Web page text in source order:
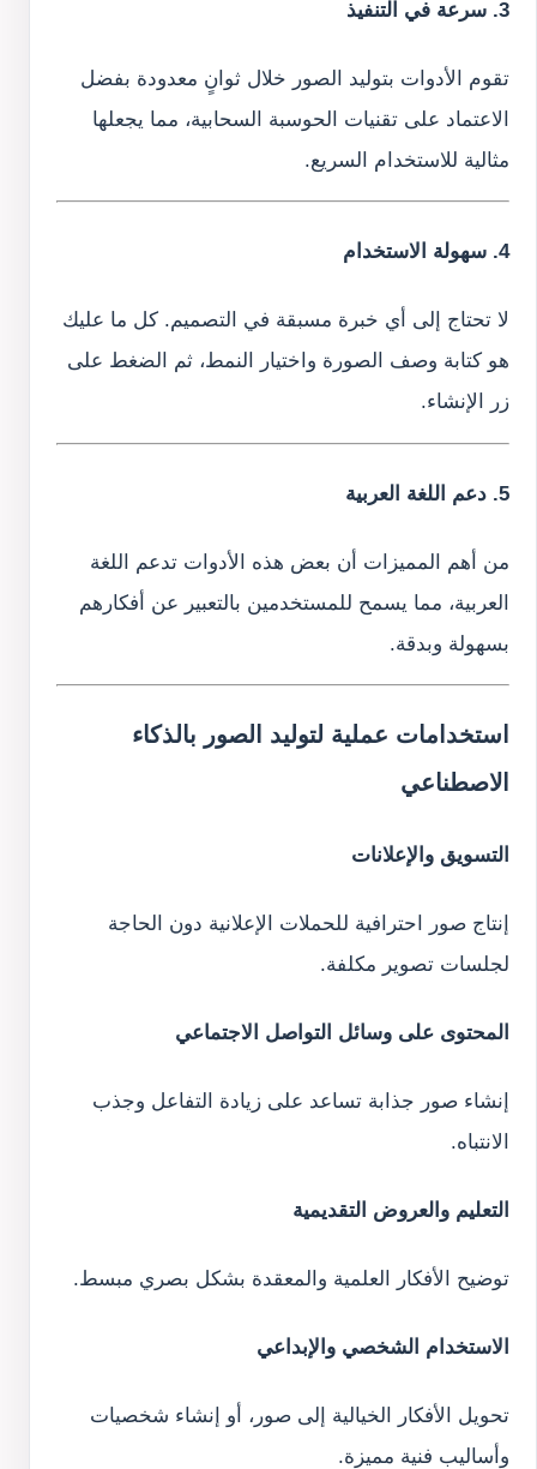
3. سرعة في التنفيذ
تقوم الأدوات بتوليد الصور خلال ثوانٍ معدودة بفضل
الاعتماد على تقنيات الحوسبة السحابية، مما يجعلها
مثالية للاستخدام السريع.
4. سهولة الاستخدام
لا تحتاج إلى أي خبرة مسبقة في التصميم. كل ما عليك
هو كتابة وصف الصورة واختيار النمط، ثم الضغط على
زر الإنشاء.
5. دعم اللغة العربية
من أهم المميزات أن بعض هذه الأدوات تدعم اللغة
العربية، مما يسمح للمستخدمين بالتعبير عن أفكارهم
بسهولة وبدقة.
استخدامات عملية لتوليد الصور بالذكاء
الاصطناعي
التسويق والإعلانات
إنتاج صور احترافية للحملات الإعلانية دون الحاجة
لجلسات تصوير مكلفة.
المحتوى على وسائل التواصل الاجتماعي
إنشاء صور جذابة تساعد على زيادة التفاعل وجذب
الانتباه.
التعليم والعروض التقديمية
توضيح الأفكار العلمية والمعقدة بشكل بصري مبسط.
الاستخدام الشخصي والإبداعي
تحويل الأفكار الخيالية إلى صور، أو إنشاء شخصيات
وأساليب فنية مميزة.